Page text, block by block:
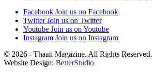
Facebook Join us on Facebook
Twitter Join us on Twitter
Youtube Join us on Youtube
Instagram Join us on Instagram
© 2026 - Thaaii Magazine. All Rights Reserved.
Website Design: BetterStudio